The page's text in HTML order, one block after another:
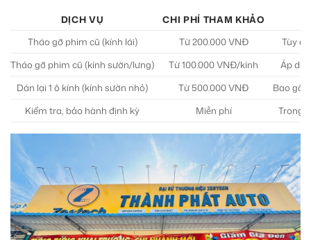
DỊCH VỤ CHI PHÍ THAM KHẢO
Tháo gỡ phim cũ (kính lái)
Từ 200.000 VNĐ
Tùy
Tháo gỡ phim cũ (kính sườn/lưng)
Từ 100.000 VNĐ/kính
Áp
Dán lại 1 ô kính (kính sườn nhỏ)
Từ 500.000 VNĐ
Bao
Kiểm tra, bảo hành định kỳ
Miễn phí Trong